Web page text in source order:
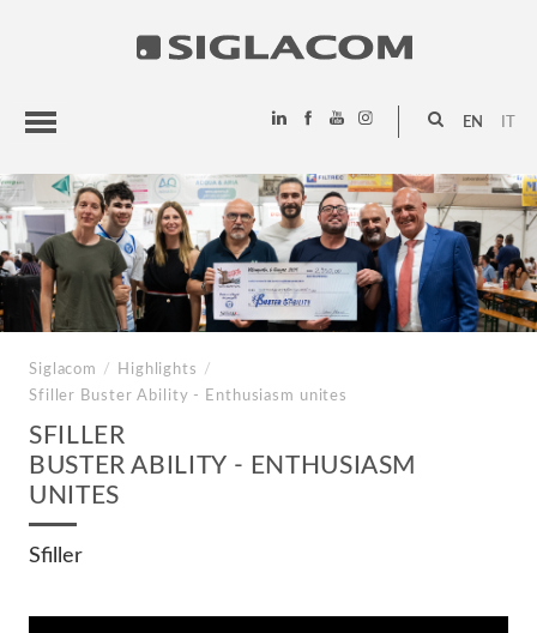
EN
HIGHLIGHTS
PROJECTS
SIGLACOM
Siglacom / Highlights
/
Sfiller Buster Ability - Enthusiasm unites
SFILLER
BUSTER ABILITY - ENTHUSIASM
UNITES
Sfiller